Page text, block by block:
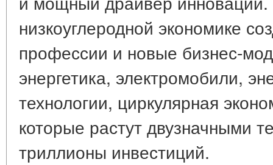
низкоуглеродной экономике
профессии и новые бизнес-
энергетика, электромобили,
технологии, циркулярная
которые растут двузначными
триллионы инвестиций.